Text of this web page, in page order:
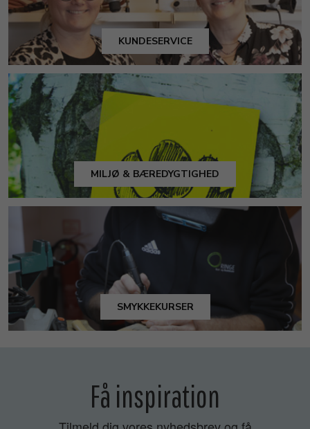
KUNDESERVICE
MILJØ & BÆREDYGTIGHED
SMYKKEKURSER
Få inspiration